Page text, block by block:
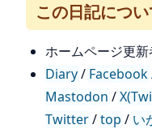
この日記につ
ホームページ更
Diary/ Facebook
Mastodon /
Twitter/top / い